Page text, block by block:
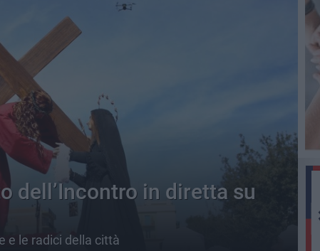
dell’Incontro in diretta su
e le radici della città